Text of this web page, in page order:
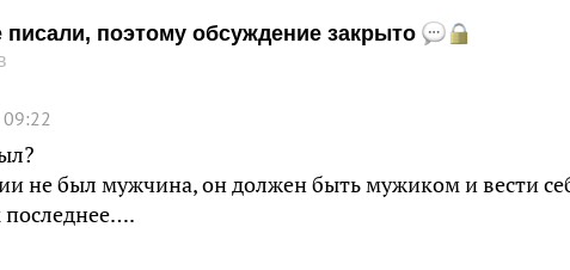
писали, поэтому обсуждение закрыто
не был мужчина, он должен быть мужиком и вести